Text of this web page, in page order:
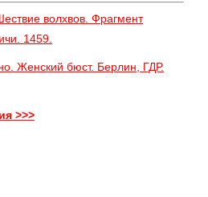
волхвов. Фрагмент
1459.
Женский бюст. Берлин, ГДР.
>>>